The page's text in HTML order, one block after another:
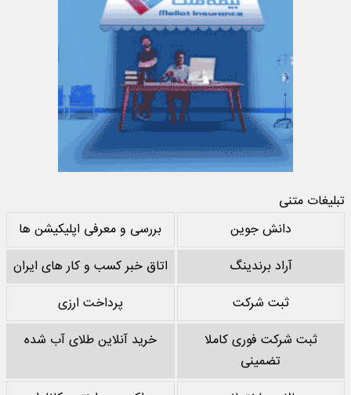
تبلیغات متنی
دانش جوین
بررسی و معرفی اپلیکیشن ها
آراد برندینگ
اتاق خبر کسب و کار های ایران
ثبت شرکت
پرداخت ارزی
ثبت شرکت فوری کاملا
تضمینی
خرید آنلاین طلای آب شده